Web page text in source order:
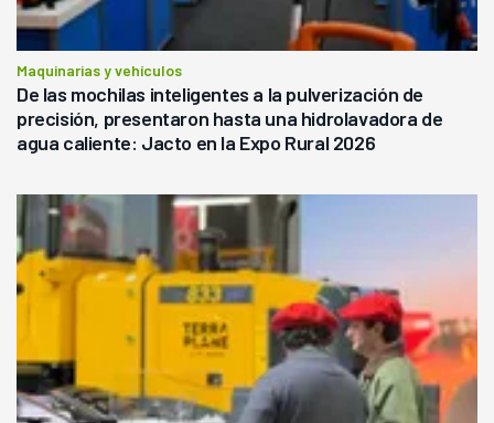
Maquinarias y vehículos
De las mochilas inteligentes a la pulverización de
precisión, presentaron hasta una hidrolavadora de
agua caliente: Jacto en la Expo Rural 2026